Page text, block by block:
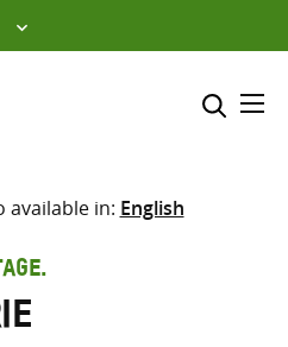
Sélectionner l’emplacement
Saisir
les
termes
available in: English